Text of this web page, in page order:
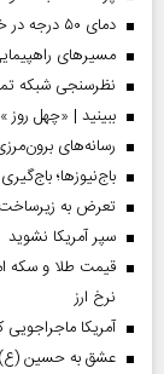
دمای ۵۰ درجه در خوزستان | احتمال بارش‌های سیل‌آسا در ۳ استان
مسیر‌های
نظرسنجی شبکه
ببینید | «چهل
رسانه‌های
باج‌نیوزها؛
تعرض به
سپر آمریکا نشوید
نرخ ارز
آمریکا
عشق به حسین (ع)